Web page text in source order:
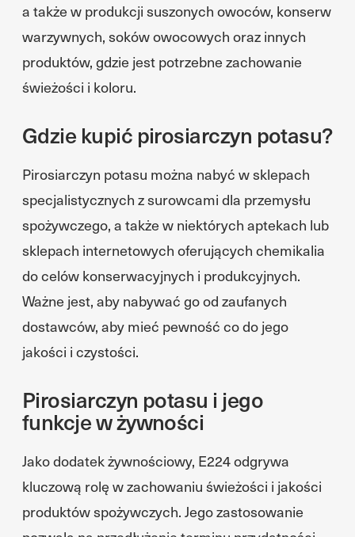
a także w produkcji suszonych owoców, konserw
warzywnych, soków owocowych oraz innych
produktów, gdzie jest potrzebne zachowanie
świeżości i koloru.
Gdzie kupić pirosiarczyn potasu?
Pirosiarczyn potasu można nabyć w sklepach
specjalistycznych z surowcami dla przemysłu
spożywczego, a także w niektórych aptekach lub
sklepach internetowych oferujących chemikalia
do celów konserwacyjnych i produkcyjnych.
Ważne jest, aby nabywać go od zaufanych
dostawców, aby mieć pewność co do jego
jakości i czystości.
Pirosiarczyn potasu i jego
funkcje w żywności
Jako dodatek żywnościowy, E224 odgrywa
kluczową rolę w zachowaniu świeżości i jakości
produktów spożywczych. Jego zastosowanie